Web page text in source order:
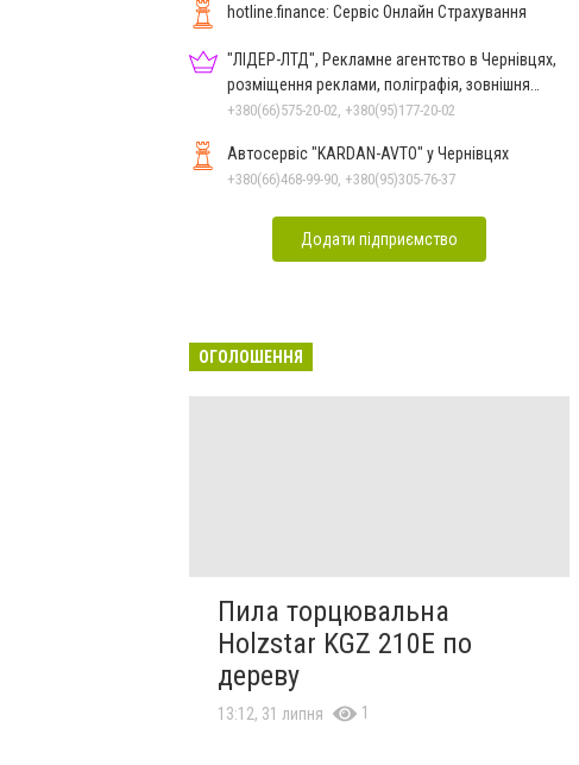
hotline.finance: Сервіс Онлайн Страхування
"ЛІДЕР-ЛТД", Рекламне агентство в Чернівцях,
розміщення реклами, поліграфія, зовнішня
реклама
+380(66)575-20-02, +380(95)177-20-02
Автосервіс "KARDAN-AVTO" у Чернівцях
+380(66)468-99-90, +380(95)305-76-37
Додати підприємство
ОГОЛОШЕННЯ
Пила торцювальна
Holzstar KGZ 210E по
дереву
13:12, 31 липня 1